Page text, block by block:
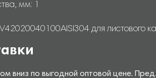
мм: 1
для листового
вниз по выгодной оптовой цене.